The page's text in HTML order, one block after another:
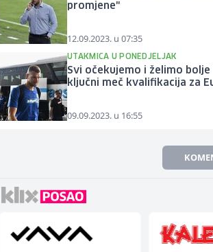
promjene"
12.09.2023. u 07:35
UTAKMICA U PONEDJELJAK
Svi očekujemo i želimo
ključni meč kvalifikacija za
09.09.2023. u 16:55